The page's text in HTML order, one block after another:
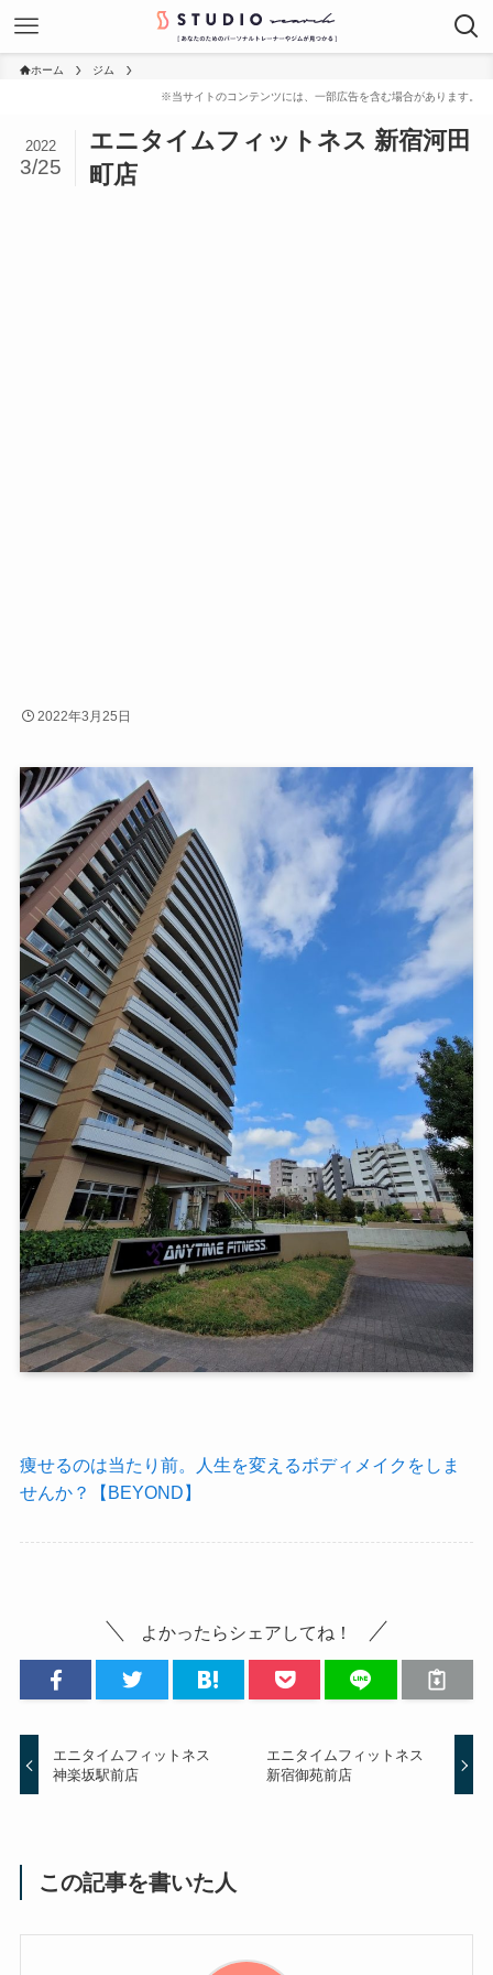
ホーム ジム
エニタイムフィットネス 新宿河田
町店
2022
3/25
2022年3月25日
痩せるのは当たり前。人生を変えるボディメイクをしま
せんか？【BEYOND】
よかったらシェアしてね！
エニタイムフィットネス
神楽坂駅前店
エニタイムフィットネス
新宿御苑前店
この記事を書いた人